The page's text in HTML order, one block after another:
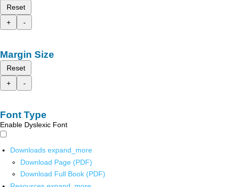
Reset
+
-
Margin Size
Reset
+
-
Font Type
Enable Dyslexic Font
Downloads expand_more
Download Page (PDF)
Download Full Book (PDF)